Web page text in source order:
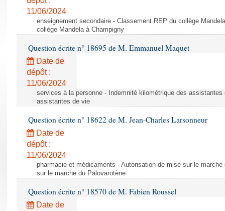
11/06/2024
enseignement secondaire - Classement REP du collège
collège Mandela à Champigny
Question écrite n° 18695 de M. Emmanuel Maquet
Date de
dépôt :
11/06/2024
services à la personne - Indemnité kilométrique des
assistantes de vie
Question écrite n° 18622 de M. Jean-Charles Larsonneur
Date de
dépôt :
11/06/2024
pharmacie et médicaments - Autorisation de mise sur le
sur le marche du Palovarotène
Question écrite n° 18570 de M. Fabien Roussel
Date de